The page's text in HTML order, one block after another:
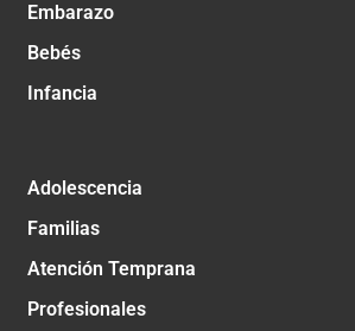
Embarazo
Bebés
Infancia
Adolescencia
Familias
Atención Temprana
Profesionales